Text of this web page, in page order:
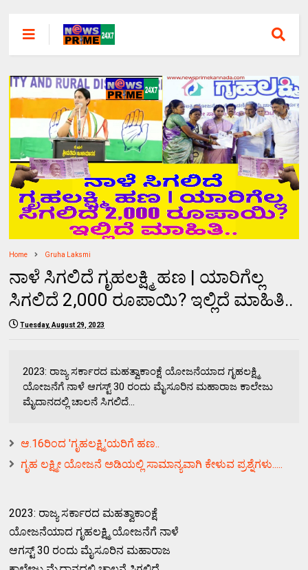
Home Gruha Laksmi
ನಾಳೆ ಸಿಗಲಿದೆ ಗೃಹಲಕ್ಷ್ಮಿ ಹಣ | ಯಾರಿಗೆಲ್ಲ
ಸಿಗಲಿದೆ 2,000 ರೂಪಾಯಿ? ಇಲ್ಲಿದೆ ಮಾಹಿತಿ..
Tuesday, August 29, 2023
2023: ರಾಜ್ಯ ಸರ್ಕಾರದ ಮಹತ್ವಾಕಾಂಕ್ಷೆ ಯೋಜನೆಯಾದ ಗೃಹಲಕ್ಷ್ಮಿ
ಯೋಜನೆಗೆ ನಾಳೆ ಆಗಸ್ಟ್ 30 ರಂದು ಮೈಸೂರಿನ ಮಹಾರಾಜ ಕಾಲೇಜು
ಮೈದಾನದಲ್ಲಿ ಚಾಲನೆ ಸಿಗಲಿದೆ...
ಆ.16ರಿಂದ 'ಗೃಹಲಕ್ಷ್ಮಿ'ಯರಿಗೆ ಹಣ..
ಗೃಹ ಲಕ್ಷ್ಮೀ ಯೋಜನೆ ಅಡಿಯಲ್ಲಿ ಸಾಮಾನ್ಯವಾಗಿ ಕೇಳುವ ಪ್ರಶ್ನೆಗಳು.....
2023: ರಾಜ್ಯ ಸರ್ಕಾರದ ಮಹತ್ವಾಕಾಂಕ್ಷೆ
ಯೋಜನೆಯಾದ ಗೃಹಲಕ್ಷ್ಮಿ ಯೋಜನೆಗೆ ನಾಳೆ
ಆಗಸ್ಟ್ 30 ರಂದು ಮೈಸೂರಿನ ಮಹಾರಾಜ